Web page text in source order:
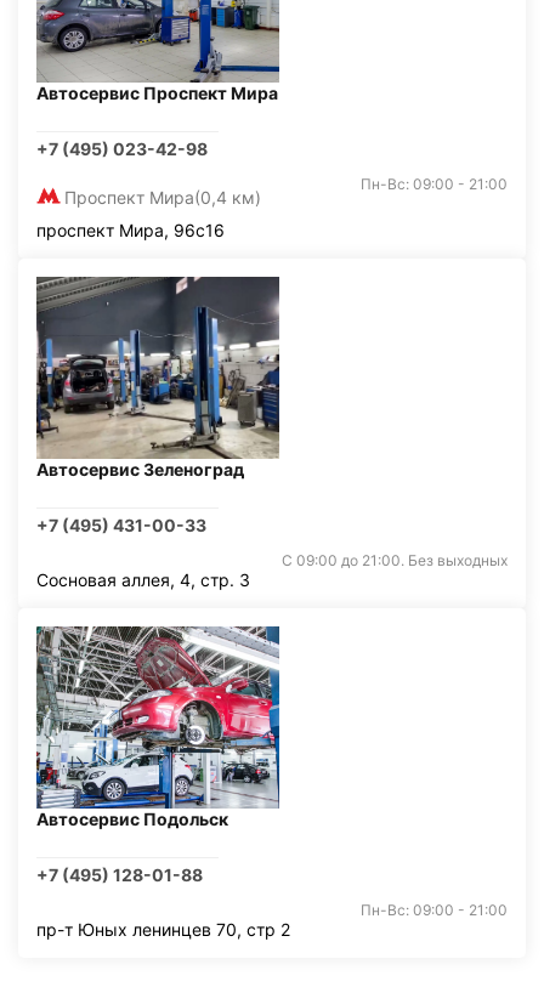
Автосервис Проспект Мира
+7 (495) 023-42-98
Проспект Мира(0,4 км)
Пн-Вс: 09:00 - 21:00
проспект Мира, 96с16
Автосервис Зеленоград
+7 (495) 431-00-33
С 09:00 до 21:00. Без выходных
Сосновая аллея, 4, стр. 3
Автосервис Подольск
+7 (495) 128-01-88
Пн-Вс: 09:00 - 21:00
пр-т Юных ленинцев 70, стр 2